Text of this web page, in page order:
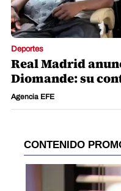
Deportes
Real Madrid
Diomande: su
Agencia EFE